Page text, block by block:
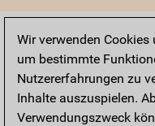
Wir verwenden
um bestimmte
Nutzererfahrungen zu
Inhalte auszuspielen.
Verwendungszweck